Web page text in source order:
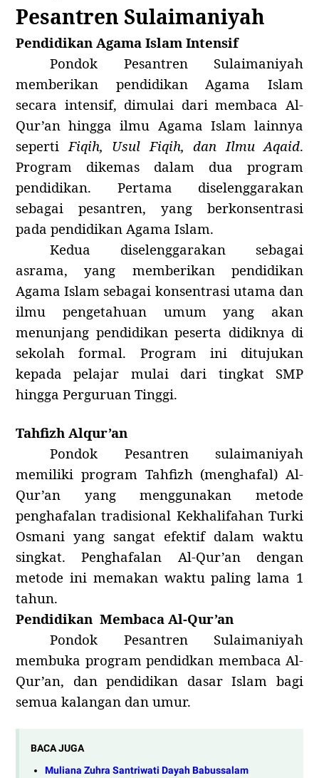
Pesantren Sulaimaniyah
Pendidikan Agama Islam Intensif
Pondok Pesantren Sulaimaniyah
memberikan pendidikan Agama Islam
secara intensif, dimulai dari membaca Al-
Qur’an hingga ilmu Agama Islam lainnya
sepertiFiqih, Usul Fiqih, dan Ilmu Aqaid.
Program dikemas dalam dua program
pendidikan. Pertama diselenggarakan
sebagai pesantren, yang berkonsentrasi
pada pendidikan Agama Islam.
Kedua diselenggarakan sebagai
asrama, yang memberikan pendidikan
Agama Islam sebagai konsentrasi utama dan
ilmu pengetahuan umum yang akan
menunjang pendidikan peserta didiknya di
sekolah formal. Program ini ditujukan
kepada pelajar mulai dari tingkat SMP
hingga Perguruan Tinggi.
Tahfizh Alqur’an
Pondok Pesantren sulaimaniyah
memiliki program Tahfizh (menghafal) Al-
Qur’an yang menggunakan metode
penghafalan tradisional Kekhalifahan Turki
Osmani yang sangat efektif dalam waktu
singkat. Penghafalan Al-Qur’an dengan
metode ini memakan waktu paling lama 1
tahun.
Pendidikan Membaca Al-Qur’an
Pondok Pesantren Sulaimaniyah
membuka program pendidkan membaca Al-
Qur’an, dan pendidikan dasar Islam bagi
semua kalangan dan umur.
BACA JUGA
Muliana Zuhra Santriwati Dayah Babussalam